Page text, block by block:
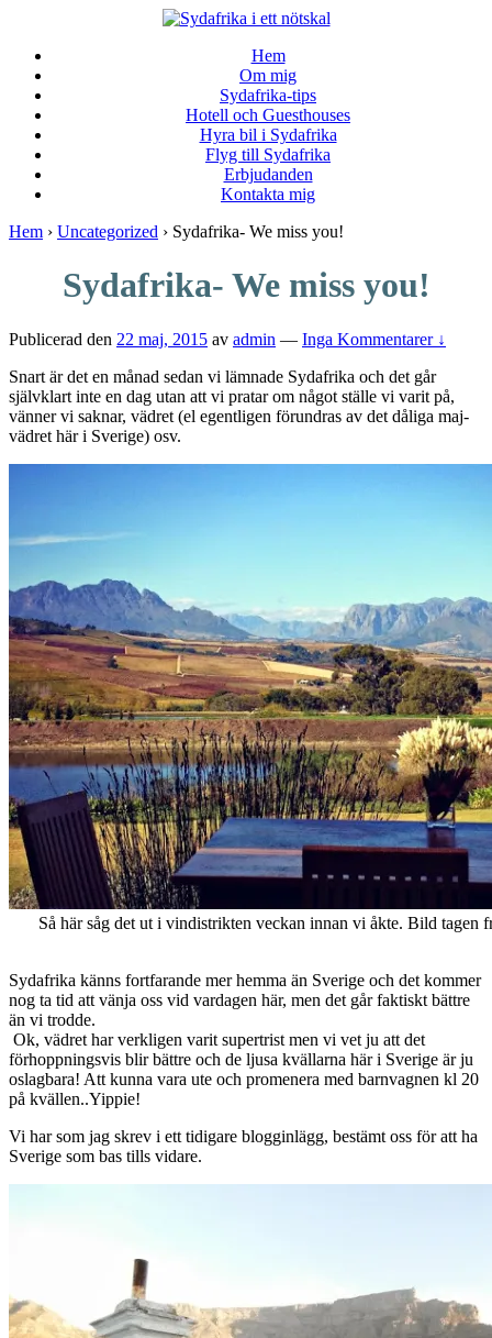
Main
Content
Hem
Om mig
Sydafrika-tips
Hotell och Guesthouses
Hyra bil i Sydafrika
Flyg till Sydafrika
Erbjudanden
Kontakta mig
Hem › Uncategorized › Sydafrika- We miss you!
Sydafrika- We miss you!
Publicerad den 22 maj, 2015 av admin — Inga Kommentarer ↓
Snart är det en månad sedan vi lämnade Sydafrika och det går
självklart inte en dag utan att vi pratar om något ställe vi varit på,
vänner vi saknar, vädret (el egentligen förundras av det dåliga maj-
vädret här i Sverige) osv.
Så här såg det ut i vindistrikten veckan innan vi åkte. Bild tagen
Sydafrika känns fortfarande mer hemma än Sverige och det kommer
nog ta tid att vänja oss vid vardagen här, men det går faktiskt bättre
än vi trodde.
Ok, vädret har verkligen varit supertrist men vi vet ju att det
förhoppningsvis blir bättre och de ljusa kvällarna här i Sverige är ju
oslagbara! Att kunna vara ute och promenera med barnvagnen kl 20
på kvällen..Yippie!
Vi har som jag skrev i ett tidigare blogginlägg, bestämt oss för att ha
Sverige som bas tills vidare.